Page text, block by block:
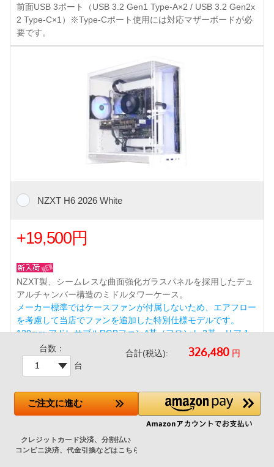
前面USB 3ポート（USB 3.2 Gen1 Type-A×2 / USB 3.2 Gen2x
2 Type-C×1）※Type-Cポート使用には対応マザーボードが必
要です。
NZXT H6 2026 White
+19,500円
NZXT製、シームレスな曲面強化ガラスパネルを採用したデュ
アルチャンバー構造のミドルタワーケース。
メーカー標準ではケースファンが付属しないため、エアフロー
を考慮して当店でファンを追加した特別仕様モデルです。
120mm アドレサブルRGBファン4基（フロント 3基、リア 1
基） 標準搭載（ショップ追加）
ツールレス設計とケーブルマネジメントチャネルにより、美し
F/Project Zero）対応マザーボードにも対応。
前面USB 3ポート（USB 3.2 Gen1 Type-A×2 / USB 3.2 Gen2x
2 Type-C×1）※Type-Cポート使用には対応マザーボードが必
要です。
台数：
台
合計(税込): 円
ご注文に進む